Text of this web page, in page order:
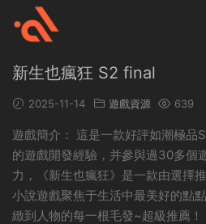
新生也瘋狂 S2 final
2025-11-14 遊戲資源 639
遊戲簡介： 這是一款好評如潮極品
的遊戲開發經驗，并參與過30多個
力，《新生也瘋狂》是一款由選擇
小說遊戲聚焦于生活中最美好的點
緻到人物的每一根毛發~超級推薦！